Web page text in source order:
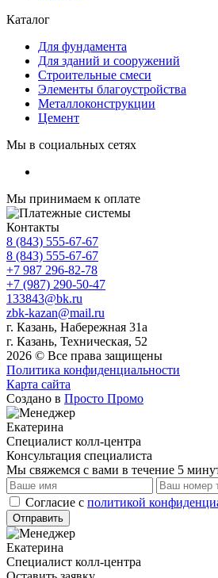
Каталог
Для фундамента
Для зданий и сооружений
Строительные смеси
Элементы благоустройства
Металлоконструкции
Цемент
Мы в социальных сетях
Мы принимаем к оплате
Контакты
8 (843) 555-67-67
8 (843) 555-67-67
+7 987 296-82-78
+7 (987) 290-50-47
133843@bk.ru
zbk-kazan@mail.ru
г. Казань, Набережная 31а
г. Казань, Техническая, 52
2026 © Все права защищены
Политика конфиденциальности
Карта сайта
Создано в Просто Промо
Екатерина
Специалист колл-центра
Консультация специалиста
Мы свяжемся с вами в течение 5
Cогласие с политикой
Отправить
Екатерина
Специалист колл-центра